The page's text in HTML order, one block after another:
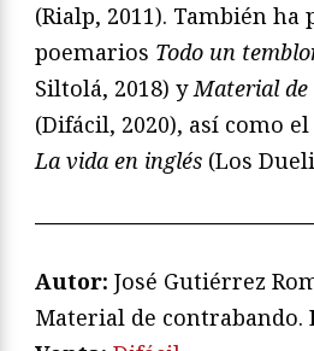
(Rialp, 2011). También ha
poemarios Todo un
Siltolá, 2018) yMaterial
(Difácil, 2020), así como
La vida en inglés (Los
Autor: José Gutiérrez
Material de contrabando.